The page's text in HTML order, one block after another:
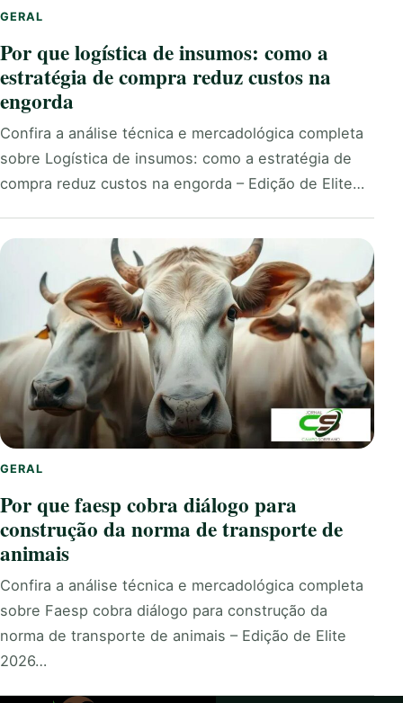
GERAL
Por que logística de insumos: como a
estratégia de compra reduz custos na
engorda
Confira a análise técnica e mercadológica completa
sobre Logística de insumos: como a estratégia de
compra reduz custos na engorda – Edição de Elite…
GERAL
Por que faesp cobra diálogo para
construção da norma de transporte de
animais
Confira a análise técnica e mercadológica completa
sobre Faesp cobra diálogo para construção da
norma de transporte de animais – Edição de Elite
2026…